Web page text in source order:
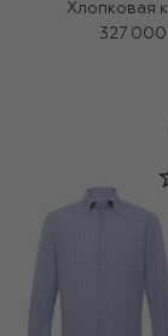
Хлопковая
327 000